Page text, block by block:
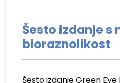
Šesto izdanje s
bioraznolikost
Šesto izdanje Green